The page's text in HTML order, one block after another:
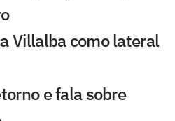
Villalba como lateral
e fala sobre